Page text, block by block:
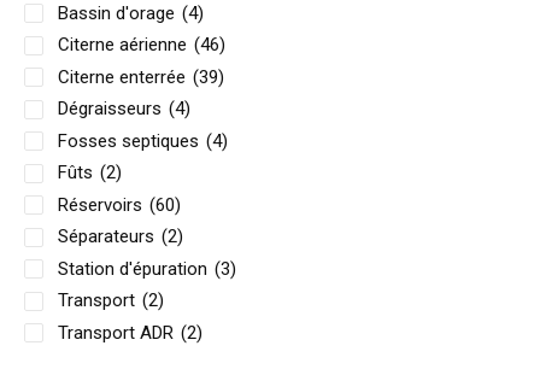
Bassin d'orage (4)
Citerne aérienne (46)
Citerne enterrée (39)
Dégraisseurs (4)
Fosses septiques (4)
Fûts (2)
Réservoirs (60)
Séparateurs (2)
Station d'épuration (3)
Transport (2)
Transport ADR (2)